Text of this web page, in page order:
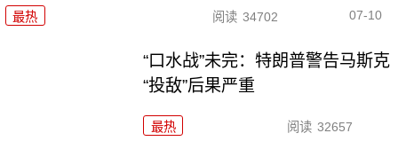
最热 阅读 34702 07-10
“口水战”未完：特朗普警告马斯克
“投敌”后果严重
最热 阅读 32657